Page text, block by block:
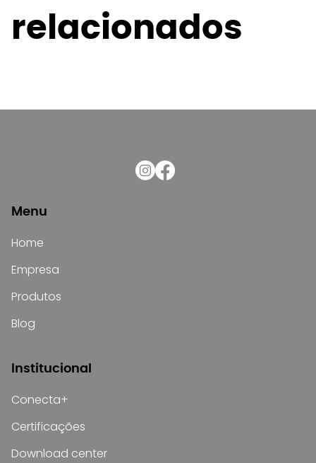
relacionados
Menu
Home
Empresa
Produtos
Blog
Institucional
Conecta+
Certificações
Download center